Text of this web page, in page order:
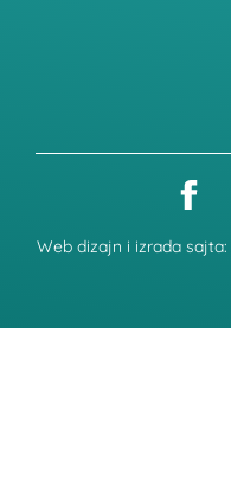
Web dizajn i izrada sajta: